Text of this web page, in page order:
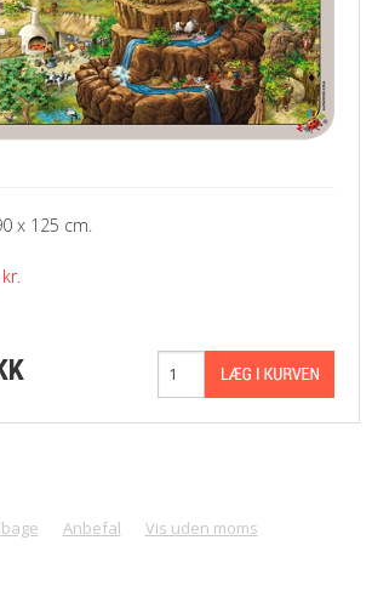
x 125 cm.
Anbefal Vis uden moms